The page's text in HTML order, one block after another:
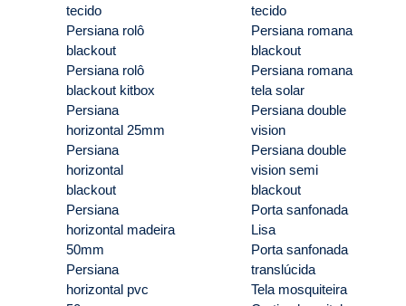
tecido
Persiana rolô
blackout
Persiana rolô
blackout kitbox
Persiana
horizontal 25mm
Persiana
horizontal
blackout
Persiana
horizontal madeira
50mm
Persiana
horizontal pvc
tecido
Persiana romana
blackout
Persiana romana
tela solar
Persiana double
vision
Persiana double
vision semi
blackout
Porta sanfonada
Lisa
Porta sanfonada
translúcida
Tela mosquiteira